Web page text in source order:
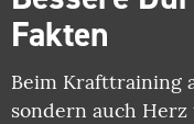
Fakten
Beim Krafttraining
sondern auch